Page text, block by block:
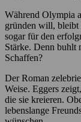
Während Olympia
gründen will, bleibt
sogar für den
Stärke. Denn buhlt
Schaffen?
Der Roman
Weise. Eggers
die sie kreieren.
lebenslange